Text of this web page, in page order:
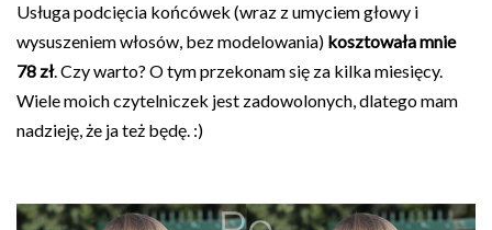
Usługa podcięcia końcówek (wraz z umyciem głowy i
wysuszeniem włosów, bez modelowania) kosztowała mnie
78 zł. Czy warto? O tym przekonam się za kilka miesięcy.
Wiele moich czytelniczek jest zadowolonych, dlatego mam
nadzieję, że ja też będę. :)